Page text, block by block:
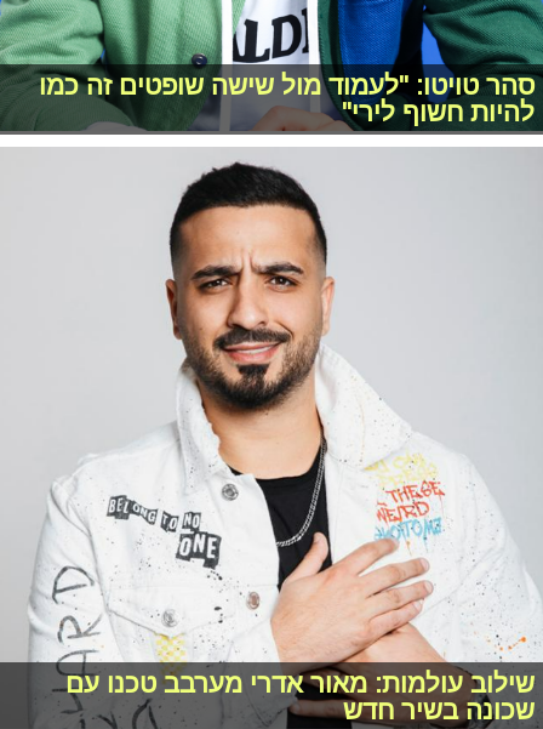
סהר טויטו: "לעמוד מול שישה שופטים זה כמו
להיות חשוף לירי"
שילוב עולמות: מאור אדרי מערבב טכנו עם
שכונה בשיר חדש